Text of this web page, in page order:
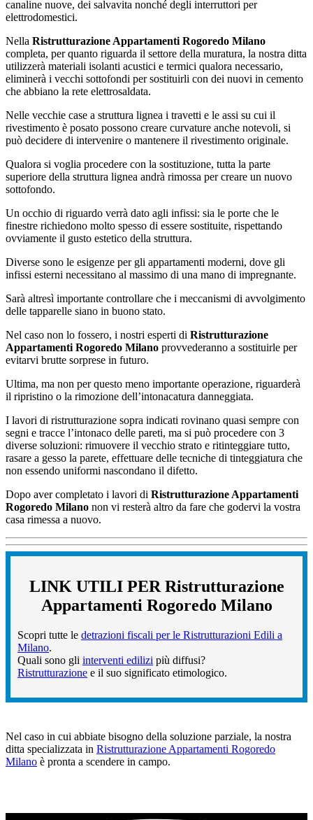
canaline nuove, dei salvavita nonché degli interruttori per
elettrodomestici.
Nella Ristrutturazione Appartamenti Rogoredo Milano
completa, per quanto riguarda il settore della muratura, la nostra ditta
utilizzerà materiali isolanti acustici e termici qualora necessario,
eliminerà i vecchi sottofondi per sostituirli con dei nuovi in cemento
che abbiano la rete elettrosaldata.
Nelle vecchie case a struttura lignea i travetti e le assi su cui il
rivestimento è posato possono creare curvature anche notevoli, si
può decidere di intervenire o mantenere il rivestimento originale.
Qualora si voglia procedere con la sostituzione, tutta la parte
superiore della struttura lignea andrà rimossa per creare un nuovo
sottofondo.
Un occhio di riguardo verrà dato agli infissi: sia le porte che le
finestre richiedono molto spesso di essere sostituite, rispettando
ovviamente il gusto estetico della struttura.
Diverse sono le esigenze per gli appartamenti moderni, dove gli
infissi esterni necessitano al massimo di una mano di impregnante.
Sarà altresì importante controllare che i meccanismi di avvolgimento
delle tapparelle siano in buono stato.
Nel caso non lo fossero, i nostri esperti di Ristrutturazione
Appartamenti Rogoredo Milano provvederanno a sostituirle per
evitarvi brutte sorprese in futuro.
Ultima, ma non per questo meno importante operazione, riguarderà
il ripristino o la rimozione dell’intonacatura danneggiata.
I lavori di ristrutturazione sopra indicati rovinano quasi sempre con
segni e tracce l’intonaco delle pareti, ma si può procedere con 3
diverse soluzioni: rimuovere il vecchio strato e ritinteggiare tutto,
rasare a gesso la parete, effettuare delle tecniche di tinteggiatura che
non essendo uniformi nascondano il difetto.
Dopo aver completato i lavori di Ristrutturazione Appartamenti
Rogoredo Milano non vi resterà altro da fare che godervi la vostra
casa rimessa a nuovo.
LINK UTILI PER Ristrutturazione
Appartamenti Rogoredo Milano
Scopri tutte le detrazioni fiscali per le Ristrutturazioni Edili a
Milano.
Quali sono gli interventi edilizi più diffusi?
Ristrutturazione e il suo significato etimologico.
Nel caso in cui abbiate bisogno della soluzione parziale, la nostra
ditta specializzata in Ristrutturazione Appartamenti Rogoredo
Milano è pronta a scendere in campo.